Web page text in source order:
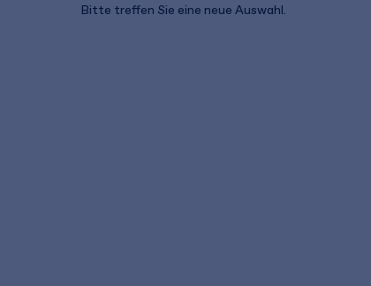
Bitte treffen Sie eine neue Auswahl.